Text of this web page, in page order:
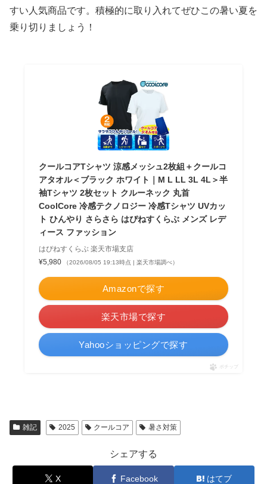
すい人気商品です。積極的に取り入れてぜひこの暑い夏を
乗り切りましょう！
クールコアTシャツ 涼感メッシュ2枚組＋クールコ
アタオル＜ブラック ホワイト｜M L LL 3L 4L＞半
袖Tシャツ 2枚セット クルーネック 丸首
CoolCore 冷感テクノロジー 冷感Tシャツ UVカッ
ト ひんやり さらさら はぴねすくらぶ メンズ レデ
ィース ファッション
はぴねすくらぶ 楽天市場支店
¥5,980
（2026/08/05 19:13時点 | 楽天市場調べ）
Amazonで探す
楽天市場で探す
Yahooショッピングで探す
ポチップ
雑記 2025 クールコア 暑さ対策
シェアする
X Facebook はてブ